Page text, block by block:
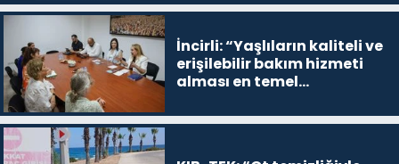
İncirli: “Yaşlıların kaliteli ve
erişilebilir bakım hizmeti
alması en temel